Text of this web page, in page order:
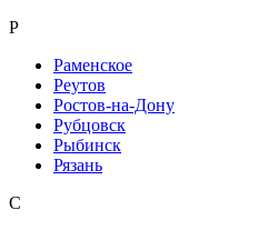
Р
Раменское
Реутов
Ростов-на-Дону
Рубцовск
Рыбинск
Рязань
С